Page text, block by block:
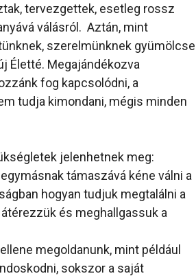
tervezgettek, esetleg rossz
válásról. Aztán, mint
szerelmünknek gyümölcse
Életté. Megajándékozva
fog kapcsolódni, a
tudja kimondani, mégis minden
jelenhetnek meg:
támaszává kéne válni a
hogyan tudjuk megtalálni a
és meghallgassuk a
megoldanunk, mint például
sokszor a saját